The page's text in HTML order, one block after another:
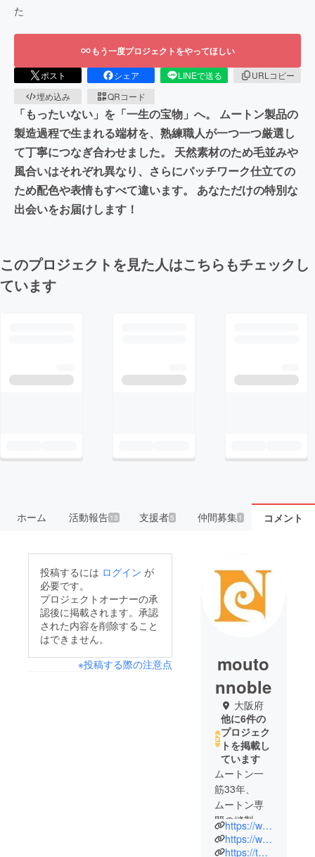
た
もう一度プロジェクトをやってほしい
ポスト シェア LINEで送る
URLコピー
埋め込み
QRコード
「もったいない」を「一生の宝物」へ。 ムートン製品の
製造過程で生まれる端材を、熟練職人が一つ一つ厳選し
て丁寧につなぎ合わせました。 天然素材のため毛並みや
風合いはそれぞれ異なり、さらにパッチワーク仕立ての
ため配色や表情もすべて違います。 あなただけの特別な
出会いをお届けします！
このプロジェクトを見た人はこちらもチェックし
ています
ホーム 活動報告13 支援者5 仲間募集 1 コメント
投稿するには ログイン が
必要です。
プロジェクトオーナーの承
認後に掲載されます。承認
された内容を削除すること
はできません。
※投稿する際の注意点
mouto
nnoble
大阪府
他に6件の
プロジェク
トを掲載し
ています
ムートン一
筋33年、
ムートン専
門の縫製加
工として運
営してきま
https://www.mouton-noble.jp/
https://www.instagram.com/moutonnoble/
https://twitter.com/moutonnoble